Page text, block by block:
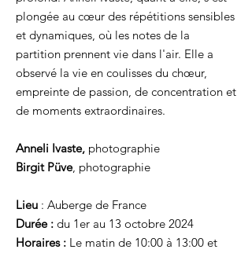
plongée au cœur des répétitions sensibles
et dynamiques, où les notes de la
partition prennent vie dans l'air. Elle a
observé la vie en coulisses du chœur,
empreinte de passion, de concentration et
de moments extraordinaires.
Anneli Ivaste, photographie
Birgit Püve, photographie
Lieu : Auberge de France
Durée : du 1er au 13 octobre 2024
Horaires : Le matin de 10:00 à 13:00 et